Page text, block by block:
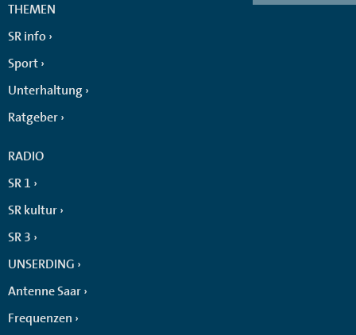
THEMEN
SR info
Sport
Unterhaltung
Ratgeber
RADIO
SR 1
SR kultur
SR 3
UNSERDING
Antenne Saar
Frequenzen